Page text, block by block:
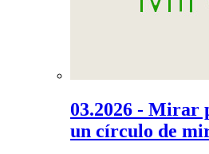
03.2026 - Mirar
un círculo de